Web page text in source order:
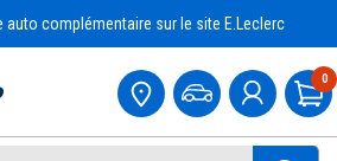
auto complémentaire sur le site E.Leclerc
0